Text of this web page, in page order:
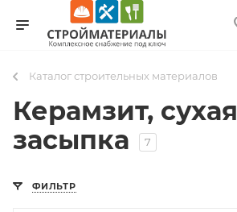
Каталог строительных материалов
Керамзит, сухая
засыпка
7
ФИЛЬТР